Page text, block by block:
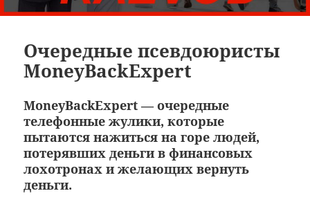
Очередные псевдоюристы
MoneyBackExpert
MoneyBackExpert — очередные
телефонные жулики, которые
пытаются нажиться на горе людей,
потерявших деньги в финансовых
лохотронах и желающих вернуть
деньги.